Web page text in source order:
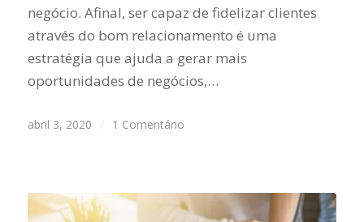
negócio. Afinal, ser capaz de fidelizar clientes
através do bom relacionamento é uma
estratégia que ajuda a gerar mais
oportunidades de negócios,…
abril 3, 2020 / 1 Comentário